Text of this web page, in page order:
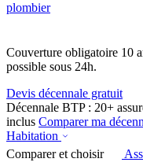
plombier
Couverture obligatoire 10
possible sous 24h.
Devis décennale gratuit
Décennale BTP : 20+
inclus Comparer ma
Habitation
Comparer et choisir